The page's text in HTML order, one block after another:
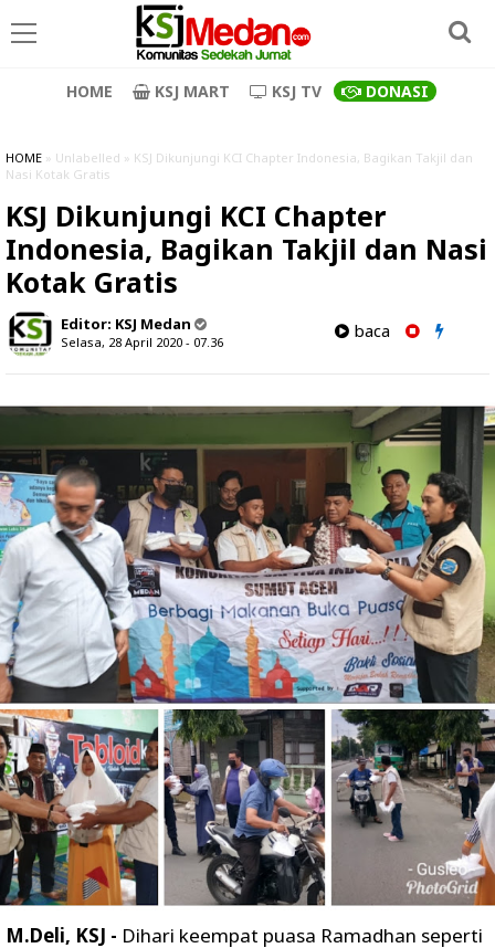
HOME KSJ MART KSJ TV DONASI
HOME » Unlabelled » KSJ Dikunjungi KCI Chapter Indonesia, Bagikan Takjil dan
Nasi Kotak Gratis
KSJ Dikunjungi KCI Chapter
Indonesia, Bagikan Takjil dan Nasi
Kotak Gratis
Editor: KSJ Medan
Selasa, 28 April 2020 - 07.36
baca
M.Deli, KSJ - Dihari keempat puasa Ramadhan seperti